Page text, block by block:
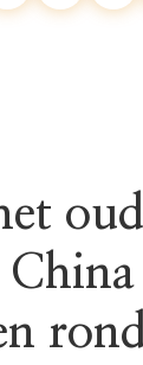
China